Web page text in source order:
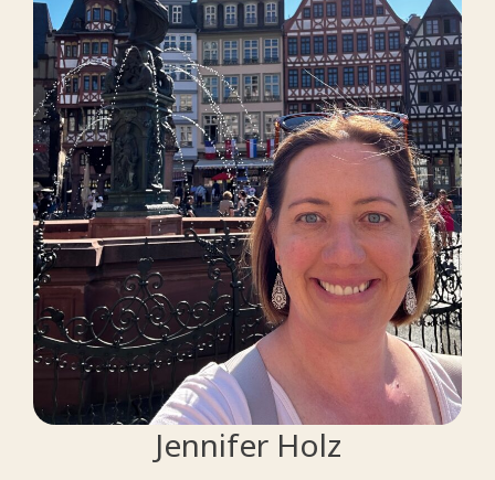
Jennifer Holz